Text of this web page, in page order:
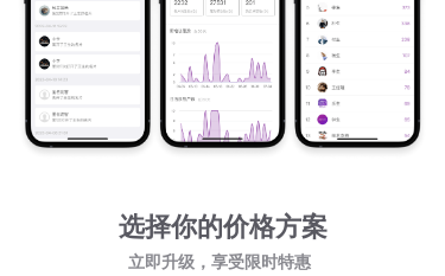
选择你的价格方案
立即升级，享受限时特惠